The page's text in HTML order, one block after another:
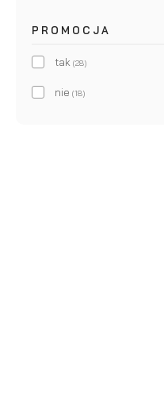
PROMOCJA
tak (28)
nie (18)